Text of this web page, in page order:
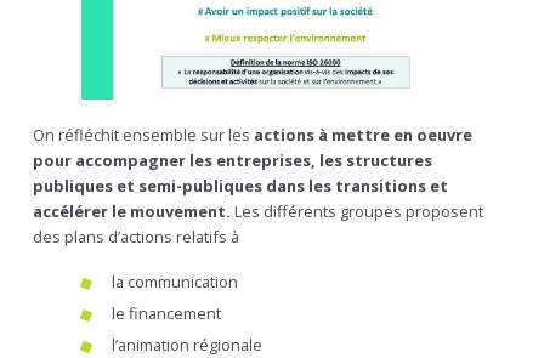
On réfléchit ensemble sur les actions à mettre en oeuvre
pour accompagner les entreprises, les structures
publiques et semi-publiques dans les transitions et
accélérer le mouvement. Les différents groupes proposent
des plans d’actions relatifs à
la communication
le financement
l’animation régionale